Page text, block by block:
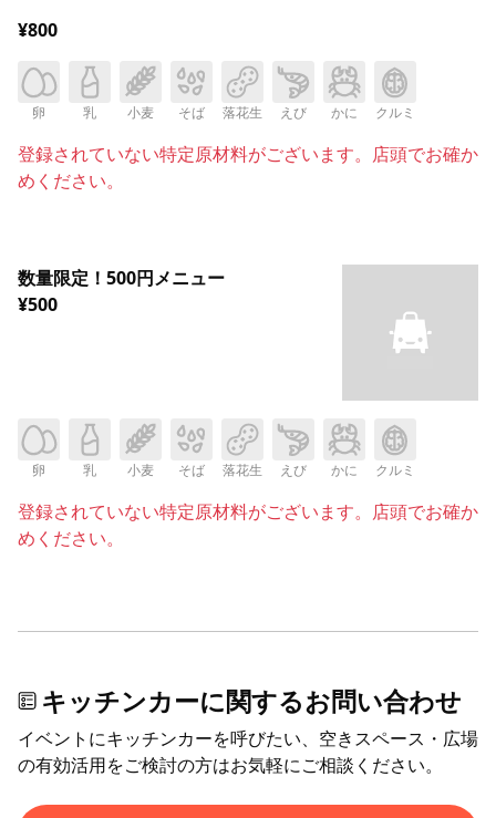
¥800
卵 乳 小麦 そば 落花生 えび かに クルミ
登録されていない特定原材料がございます。店頭でお確か
めください。
数量限定！500円メニュー
¥500
卵 乳 小麦 そば 落花生 えび かに クルミ
登録されていない特定原材料がございます。店頭でお確か
めください。
キッチンカーに関するお問い合わせ
イベントにキッチンカーを呼びたい、空きスペース・広場
の有効活用をご検討の方はお気軽にご相談ください。